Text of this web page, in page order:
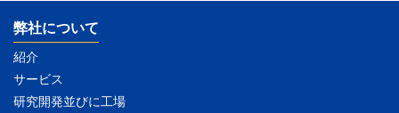
弊社について
紹介
サービス
研究開発並びに工場